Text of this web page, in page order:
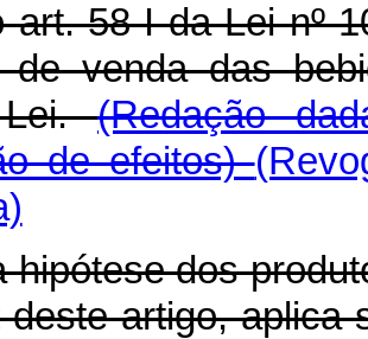
art. 58-I da Lei nº
venda das
Lei.(Redação
de efeitos)
hipótese dos
artigo,